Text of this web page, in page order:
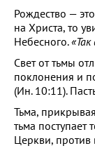
Рождество —
на Христа, то
Небесного.
Свет от тьмы
поклонения и
(Ин. 10:11).
Тьма,
тьма поступает
Церкви,